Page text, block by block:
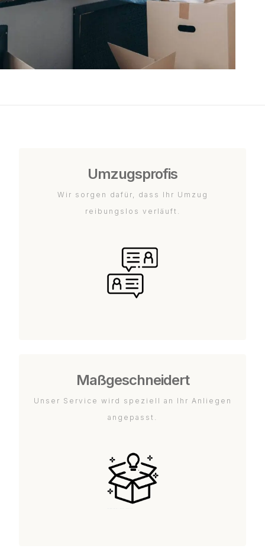
Umzugsprofis
Wir sorgen dafür, dass Ihr Umzug
reibungslos verläuft.
Maßgeschneidert
Unser Service wird speziell an Ihr Anliegen
angepasst.